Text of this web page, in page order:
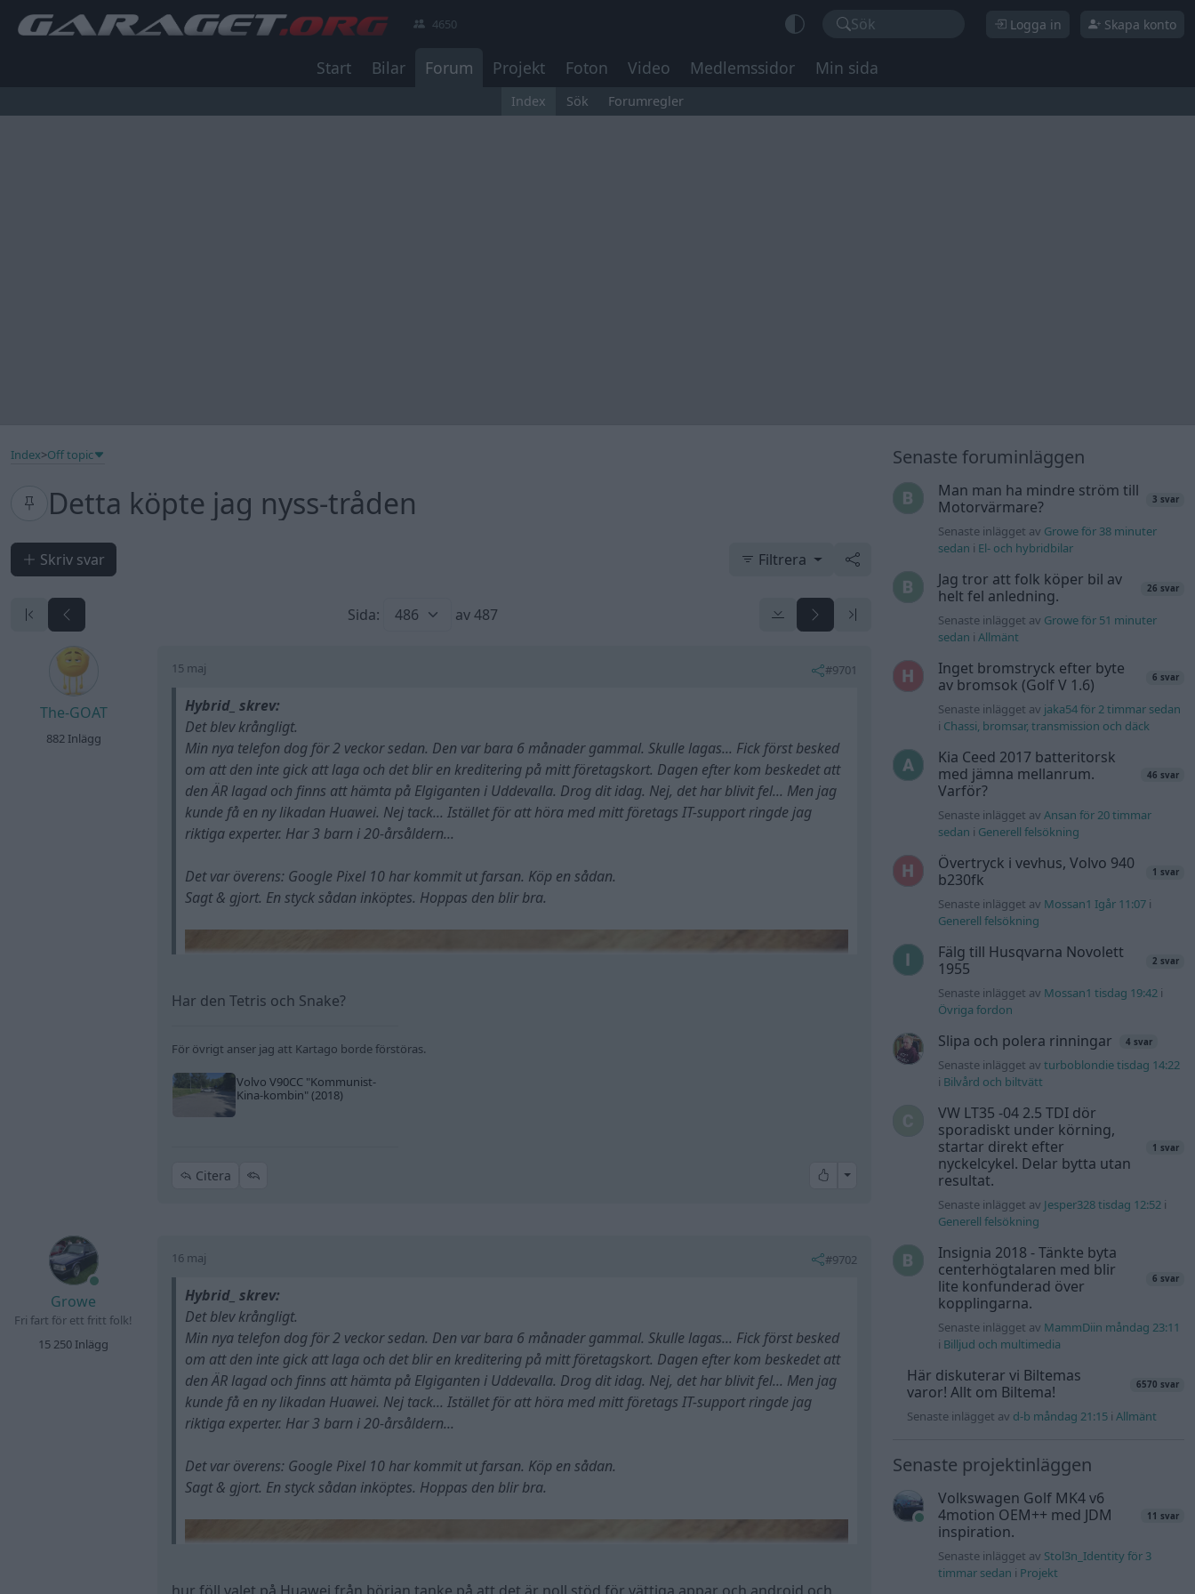
4650 Sök Logga in Skapa konto
Start Bilar Forum Projekt Foton Video Medlemssidor Min sida
Index Sök Forumregler
Index>Off topic
Detta köpte jag nyss-tråden
Skriv svar Filtrera
Sida: av 487
The-GOAT
882 Inlägg
15 maj #9701
Hybrid_ skrev:
Det blev krångligt.
Min nya telefon dog för 2 veckor sedan. Den var bara 6 månader gammal. Skulle lagas... Fick först besked
om att den inte gick att laga och det blir en kreditering på mitt företagskort. Dagen efter kom beskedet att
den ÄR lagad och finns att hämta på Elgiganten i Uddevalla. Drog dit idag. Nej, det har blivit fel... Men jag
kunde få en ny likadan Huawei. Nej tack... Istället för att höra med mitt företags IT-support ringde jag
riktiga experter. Har 3 barn i 20-årsåldern...
Det var överens: Google Pixel 10 har kommit ut farsan. Köp en sådan.
Sagt & gjort. En styck sådan inköptes. Hoppas den blir bra.
Har den Tetris och Snake?
För övrigt anser jag att Kartago borde förstöras.
Volvo V90CC "Kommunist-
Kina-kombin"(2018)
Citera All reactions
Growe
Fri fart för ett fritt folk!
15 250 Inlägg
16 maj #9702
Hybrid_ skrev:
Det blev krångligt.
Min nya telefon dog för 2 veckor sedan. Den var bara 6 månader gammal. Skulle lagas... Fick först besked
om att den inte gick att laga och det blir en kreditering på mitt företagskort. Dagen efter kom beskedet att
den ÄR lagad och finns att hämta på Elgiganten i Uddevalla. Drog dit idag. Nej, det har blivit fel... Men jag
kunde få en ny likadan Huawei. Nej tack... Istället för att höra med mitt företags IT-support ringde jag
riktiga experter. Har 3 barn i 20-årsåldern...
Det var överens: Google Pixel 10 har kommit ut farsan. Köp en sådan.
Sagt & gjort. En styck sådan inköptes. Hoppas den blir bra.
hur föll valet på Huawei från början tanke på att det är noll stöd för vättiga appar och android och
Senaste foruminläggen
Man man ha mindre ström till
Motorvärmare?
3 svar
Senaste inlägget av Growe för 38 minuter
sedan i El- och hybridbilar
Jag tror att folk köper bil av
helt fel anledning.
26 svar
Senaste inlägget av Growe för 51 minuter
sedan iAllmänt
Inget bromstryck efter byte
av bromsok (Golf V 1.6)
6 svar
Senaste inlägget av jaka54 för 2 timmar sedan
i Chassi, bromsar, transmission och däck
Kia Ceed 2017 batteritorsk
med jämna mellanrum.
Varför?
46 svar
Senaste inlägget avAnsan för 20 timmar
sedan i Generell felsökning
Övertryck i vevhus, Volvo 940
b230fk
1 svar
Senaste inlägget av Mossan1 Igår 11:07 i
Generell felsökning
Fälg till Husqvarna Novolett
1955
2 svar
Senaste inlägget av Mossan1 tisdag 19:42 i
Övriga fordon
Slipa och polera rinningar 4 svar
Senaste inlägget avturboblondie tisdag 14:22
i Bilvård och biltvätt
VW LT35 -04 2.5 TDI dör
sporadiskt under körning,
startar direkt efter
nyckelcykel. Delar bytta utan
resultat.
1 svar
Senaste inlägget av Jesper328 tisdag 12:52 i
Generell felsökning
Insignia 2018 - Tänkte byta
centerhögtalaren med blir
lite konfunderad över
kopplingarna.
6 svar
Senaste inlägget av MammDiin måndag 23:11
i Billjud och multimedia
Här diskuterar vi Biltemas
varor! Allt om Biltema!
6570 svar
Senaste inlägget av d-b måndag 21:15 i Allmänt
Senaste projektinläggen
Volkswagen Golf MK4 v6
4motion OEM++ med JDM
inspiration.
11 svar
Senaste inlägget av Stol3n_Identity för 3
timmar sedan i Projekt